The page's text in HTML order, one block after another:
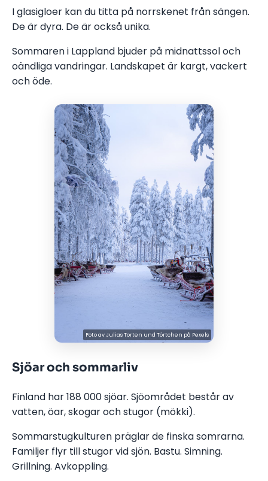
I glasigloer kan du titta på norrskenet från sängen.
De är dyra. De är också unika.
Sommaren i Lappland bjuder på midnattssol och
oändliga vandringar. Landskapet är kargt, vackert
och öde.
Foto avJulias Torten und Törtchen på Pexels
Sjöar och sommarliv
Finland har 188 000 sjöar. Sjöområdet består av
vatten, öar, skogar och stugor (mökki).
Sommarstugkulturen präglar de finska somrarna.
Familjer flyr till stugor vid sjön. Bastu. Simning.
Grillning. Avkoppling.